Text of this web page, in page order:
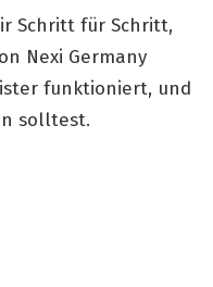
Schritt für Schritt,
Nexi Germany
funktioniert, und
solltest.